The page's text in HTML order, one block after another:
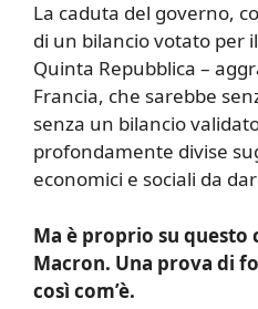
La caduta del governo,
di un bilancio votato per
Quinta Repubblica –
Francia, che sarebbe
senza un bilancio
profondamente divise
economici e sociali da
Ma è proprio su questo
Macron. Una prova di
così com’è.